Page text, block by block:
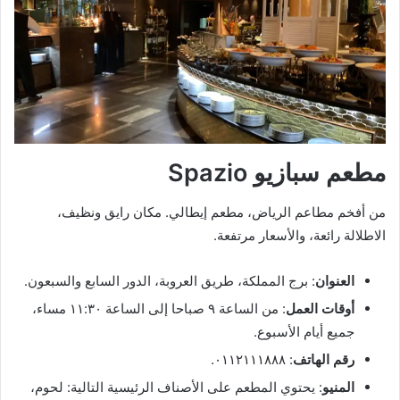
مطعم سبازيو Spazio
من أفخم مطاعم الرياض، مطعم إيطالي. مكان رايق ونظيف،
الاطلالة رائعة، والأسعار مرتفعة.
العنوان: برج المملكة، طريق العروبة، الدور السابع والسبعون.
أوقات العمل
: من الساعة ٩ صباحا إلى الساعة ١١:٣٠ مساء،
جميع أيام الأسبوع.
رقم الهاتف: ٠١١٢١١١٨٨٨.
المنيو: يحتوي المطعم على الأصناف الرئيسية التالية: لحوم،